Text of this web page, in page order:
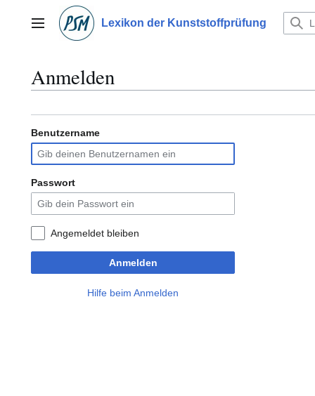
springenHauptmenü Lexikon der Kunststoffprüfung
Anmelden
Benutzername
Passwort
Angemeldet bleiben
Anmelden
Hilfe beim Anmelden